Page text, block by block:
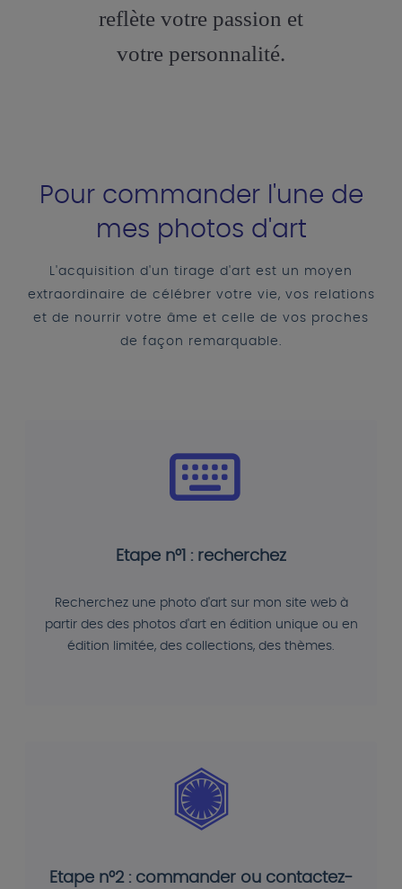
reflète votre passion et
votre personnalité.
Pour commander l'une de
mes photos d'art
L'acquisition d'un tirage d'art est un moyen
extraordinaire de célébrer votre vie, vos relations
et de nourrir votre âme et celle de vos proches
de façon remarquable.
Etape n°1 : recherchez
Recherchez une photo d'art sur mon site web à
partir des des photos d'art en édition unique ou en
édition limitée, des collections, des thèmes.
Etape n°2 : commander ou contactez-